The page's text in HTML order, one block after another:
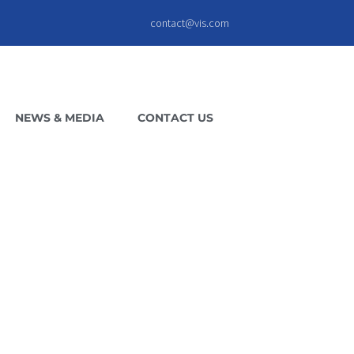
contact@vis.com
NEWS & MEDIA CONTACT US